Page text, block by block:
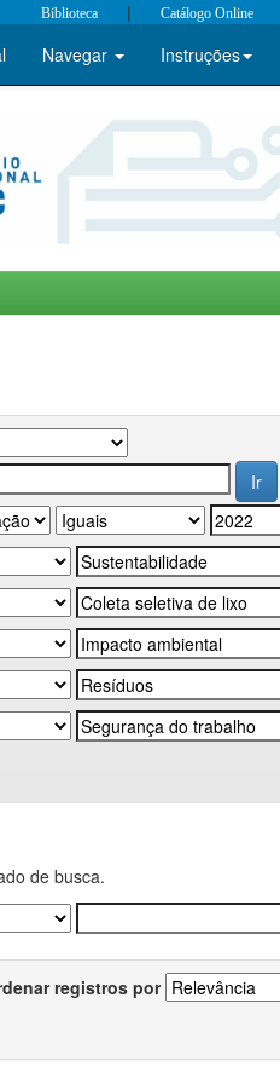
Biblioteca | Catálogo Online
Navegar Instruções
de busca.
registros por